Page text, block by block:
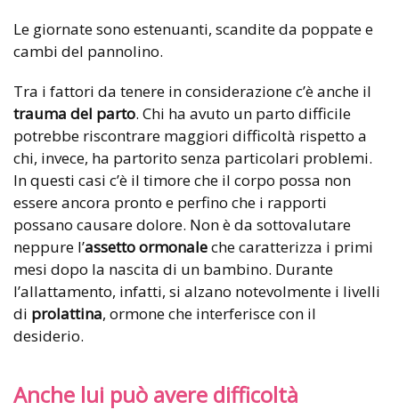
Le giornate sono estenuanti, scandite da poppate e
cambi del pannolino.
Tra i fattori da tenere in considerazione c’è anche il
trauma del parto. Chi ha avuto un parto difficile
potrebbe riscontrare maggiori difficoltà rispetto a
chi, invece, ha partorito senza particolari problemi.
In questi casi c’è il timore che il corpo possa non
essere ancora pronto e perfino che i rapporti
possano causare dolore. Non è da sottovalutare
neppure l’assetto ormonaleche caratterizza i primi
mesi dopo la nascita di un bambino. Durante
l’allattamento, infatti, si alzano notevolmente i livelli
di prolattina, ormone che interferisce con il
desiderio.
Anche lui può avere difficoltà